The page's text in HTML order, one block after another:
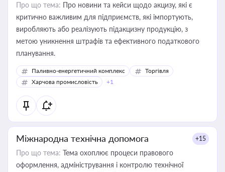
Про що тема: Про новини та кейси щодо акцизу, які є
критично важливим для підприємств, які імпортують,
виробляють або реалізують підакцизну продукцію, з
метою уникнення штрафів та ефективного податкового
планування.
Паливно-енергетичний комплекс
Торгівля
Харчова промисловість
+1
Міжнародна технічна допомога +15
Про що тема: Тема охоплює процеси правового
оформлення, адміністрування і контролю технічної